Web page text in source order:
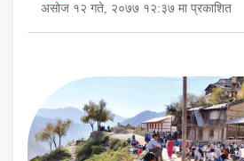
असोज १२ गते, २०७७ १२:३७ मा प्रकाशित